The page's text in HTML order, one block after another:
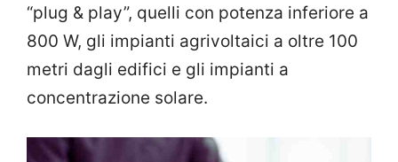
“plug & play”, quelli con potenza inferiore a
800 W, gli impianti agrivoltaici a oltre 100
metri dagli edifici e gli impianti a
concentrazione solare.